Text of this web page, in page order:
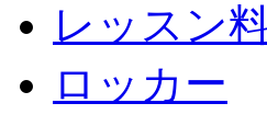
レッスン
ロッカー